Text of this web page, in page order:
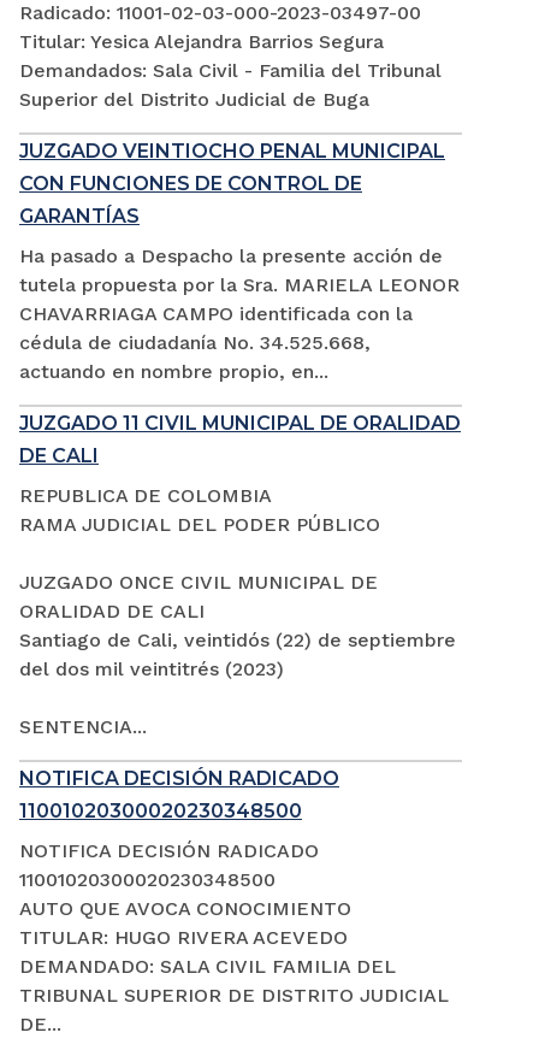
Radicado: 11001-02-03-000-2023-03497-00
Titular: Yesica Alejandra Barrios Segura
Demandados: Sala Civil - Familia del Tribunal
Superior del Distrito Judicial de Buga
JUZGADO VEINTIOCHO PENAL MUNICIPAL
CON FUNCIONES DE CONTROL DE
GARANTÍAS
Ha pasado a Despacho la presente acción de
tutela propuesta por la Sra. MARIELA LEONOR
CHAVARRIAGA CAMPO identificada con la
cédula de ciudadanía No. 34.525.668,
actuando en nombre propio, en...
JUZGADO 11 CIVIL MUNICIPAL DE ORALIDAD
DE CALI
REPUBLICA DE COLOMBIA
RAMA JUDICIAL DEL PODER PÚBLICO
JUZGADO ONCE CIVIL MUNICIPAL DE
ORALIDAD DE CALI
Santiago de Cali, veintidós (22) de septiembre
del dos mil veintitrés (2023)
SENTENCIA...
NOTIFICA DECISIÓN RADICADO
11001020300020230348500
NOTIFICA DECISIÓN RADICADO
11001020300020230348500
AUTO QUE AVOCA CONOCIMIENTO
TITULAR: HUGO RIVERA ACEVEDO
DEMANDADO: SALA CIVIL FAMILIA DEL
TRIBUNAL SUPERIOR DE DISTRITO JUDICIAL
DE...